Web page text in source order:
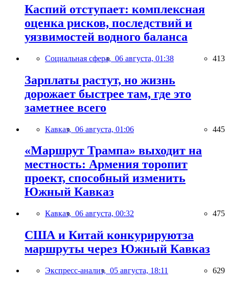
Каспий отступает: комплексная
оценка рисков, последствий и
уязвимостей водного баланса
Социальная сфера, 06 августа, 01:38 413
Зарплаты растут, но жизнь
дорожает быстрее там, где это
заметнее всего
Кавказ, 06 августа, 01:06 445
«Маршрут Трампа» выходит на
местность: Армения торопит
проект, способный изменить
Южный Кавказ
Кавказ, 06 августа, 00:32 475
США и Китай конкурируютза
маршруты через Южный Кавказ
Экспресс-анализ, 05 августа, 18:11 629